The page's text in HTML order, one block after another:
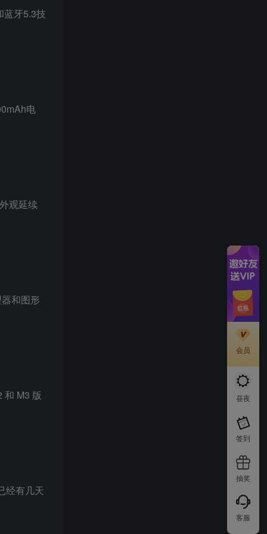
蓝牙5.3技
电
观延续
和图形
和 M3 版
经有几天
会员
昼夜
签到
抽奖
客服